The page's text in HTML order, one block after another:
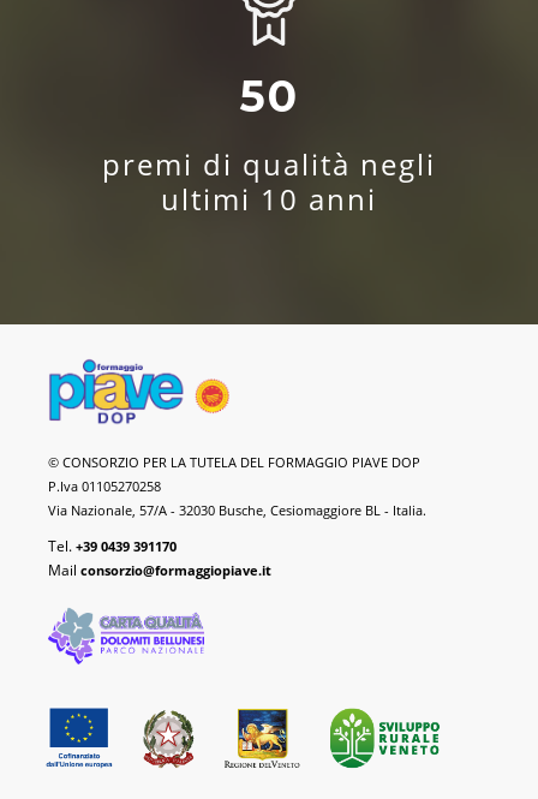
50
premi di qualità negli
ultimi 10 anni
Formaggio
Piave
DOP
© CONSORZIO PER LA TUTELA DEL FORMAGGIO PIAVE DOP
P.Iva 01105270258
Via Nazionale, 57/A - 32030 Busche, Cesiomaggiore BL - Italia.
Tel. +39 0439 391170
Mail consorzio@formaggiopiave.it